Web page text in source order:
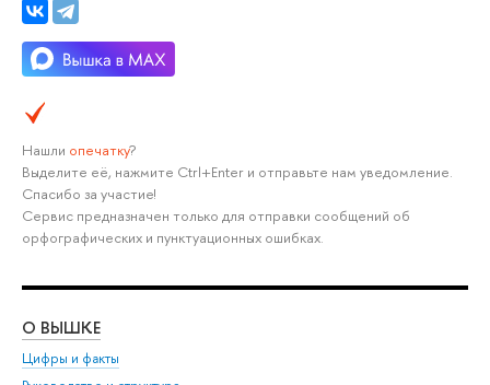
Нашли опечатку?
Выделите её, нажмите Ctrl+Enter и отправьте нам уведомление.
Спасибо за участие!
Сервис предназначен только для отправки сообщений об
орфографических и пунктуационных ошибках.
О ВЫШКЕ
Цифры и факты